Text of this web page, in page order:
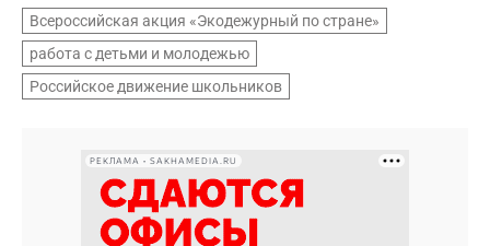
Всероссийская акция «Экодежурный по стране»
работа с детьми и молодежью
Российское движение школьников
РЕКЛАМА • SAKHAMEDIA.RU